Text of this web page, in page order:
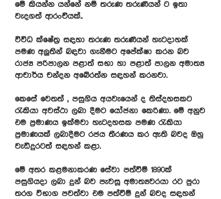
මේ කියන්න යන්නේ නම් තරුණ තරුණියන් ට ඉතා
වැදගත් ආරංචියක්..
විවිධ ක්ෂේත්‍ර සඳහා තරුණ තරුණියන් හැටදාහක්
පමණ අලුතින් බඳවා ගැනීමට අපේක්ෂා කරන බව
රාජ්‍ය පරිපාලන පළාත් සභා හා පළාත් පාලන අමාත්‍ය
ආචාර්ය චන්දන අබේරත්න සඳහන් කරනවා.
කෙසේ වෙතත් , පසුගිය අයවැයෙන් ද තිස්දහසකට
රැකියා අවස්ථා ලබා දීමට යෝජනා කෙරිණා. මේ අනුව
එම ප්‍රමාණය ඉක්මවා හැටදහසක පමණ රැකියා
ප්‍රමාණයක් ලබාදීමට රජය තීරණය කර ඇති බවද ඔහු
වැඩිදුරටත් සඳහන් කළා.
මේ අතර කළමනාකරණ සේවා පත්වීම් 1890ක්
පසුගියදා ලබා දුන් බව පැවසූ අමාත්‍යවරයා රට පුරා
තරග විභාග පවත්වා එම පත්වීම් දුන් බවද සඳහන්